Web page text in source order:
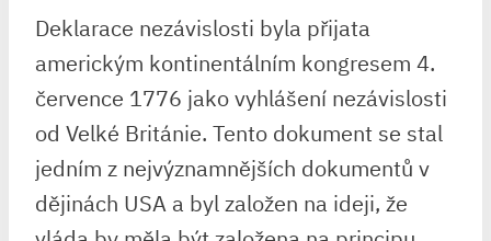
Deklarace nezávislosti byla přijata
americkým kontinentálním kongresem 4.
července 1776 jako vyhlášení nezávislosti
od Velké Británie. Tento dokument se stal
jedním z nejvýznamnějších dokumentů v
dějinách USA a byl založen na ideji, že